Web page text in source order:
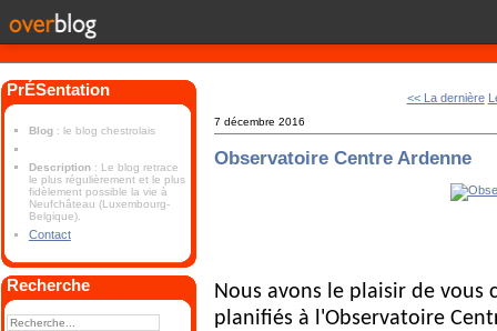
PrÉSentation
Blog : le blog chestrolais
Description : Le blog retrace
le plus régulièrement et le plus
fidèlement possible la vie à
Neufchâteau (Luxembourg-
Belgique).
Contact
Recherche
<< La dernière
7 décembre 2016
Observatoire Centre Ardenne
Nous avons le plaisir de vous
planifiés à l'Observatoire